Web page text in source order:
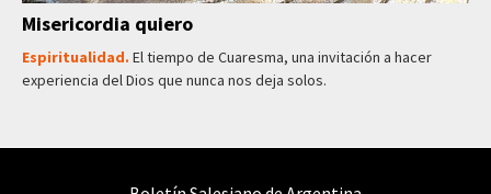
Misericordia quiero
Espiritualidad. El tiempo de Cuaresma, una invitación a hacer
experiencia del Dios que nunca nos deja solos.